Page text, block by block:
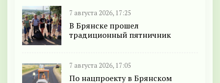
7 августа 2026, 17:25
В Брянске прошел
традиционный пятничник
7 августа 2026, 17:05
По нацпроекту в Брянском